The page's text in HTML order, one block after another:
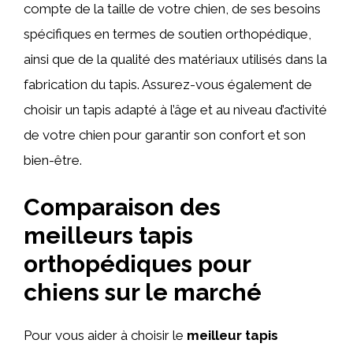
compte de la taille de votre chien, de ses besoins
spécifiques en termes de soutien orthopédique,
ainsi que de la qualité des matériaux utilisés dans la
fabrication du tapis. Assurez-vous également de
choisir un tapis adapté à l’âge et au niveau d’activité
de votre chien pour garantir son confort et son
bien-être.
Comparaison des
meilleurs tapis
orthopédiques pour
chiens sur le marché
Pour vous aider à choisir le meilleur tapis